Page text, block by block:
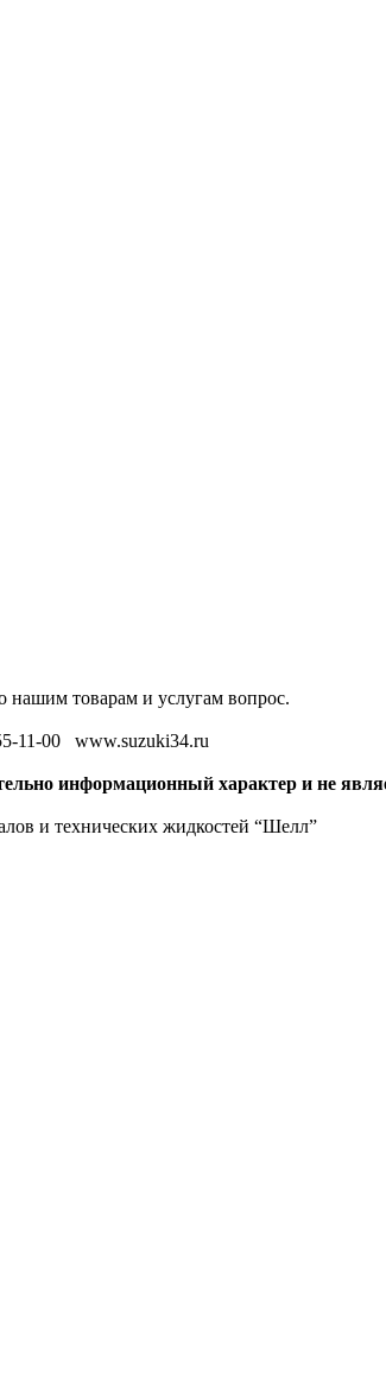
товарам и услугам вопрос.
11-00 www.suzuki34.ru
информационный характер и не
и технических жидкостей “Шелл”